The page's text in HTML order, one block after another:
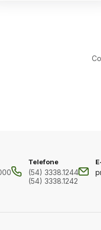
Telefone
(54) 3338.1244
(54) 3338.1242